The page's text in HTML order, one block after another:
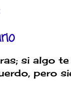
si algo
pero